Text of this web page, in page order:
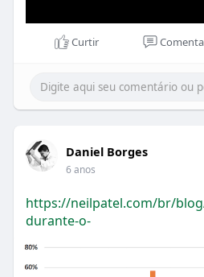
Curtir
Daniel Borges
6 anos
https://neilpatel.com/br/
durante-o-